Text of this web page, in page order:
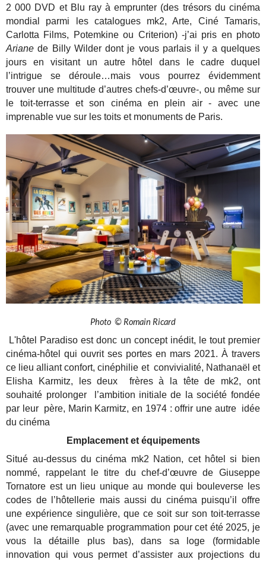
2 000 DVD et Blu ray à emprunter (des trésors du cinéma
mondial parmi les catalogues mk2, Arte, Ciné Tamaris,
Carlotta Films, Potemkine ou Criterion) -j’ai pris en photo
Ariane de Billy Wilder dont je vous parlais il y a quelques
jours en visitant un autre hôtel dans le cadre duquel
l’intrigue se déroule…mais vous pourrez évidemment
trouver une multitude d’autres chefs-d’œuvre-, ou même sur
le toit-terrasse et son cinéma en plein air - avec une
imprenable vue sur les toits et monuments de Paris.
Photo © Romain Ricard
L'hôtel Paradiso est donc un concept inédit, le tout premier
cinéma-hôtel qui ouvrit ses portes en mars 2021. À travers
ce lieu alliant confort, cinéphilie et convivialité, Nathanaël et
Elisha Karmitz, les deux frères à la tête de mk2, ont
souhaité prolonger l’ambition initiale de la société fondée
par leur père, Marin Karmitz, en 1974 : offrir une autre idée
du cinéma
Emplacement et équipements
Situé au-dessus du cinéma mk2 Nation, cet hôtel si bien
nommé, rappelant le titre du chef-d’œuvre de Giuseppe
Tornatore est un lieu unique au monde qui bouleverse les
codes de l’hôtellerie mais aussi du cinéma puisqu’il offre
une expérience singulière, que ce soit sur son toit-terrasse
(avec une remarquable programmation pour cet été 2025, je
vous la détaille plus bas), dans sa loge (formidable
innovation qui vous permet d’assister aux projections du